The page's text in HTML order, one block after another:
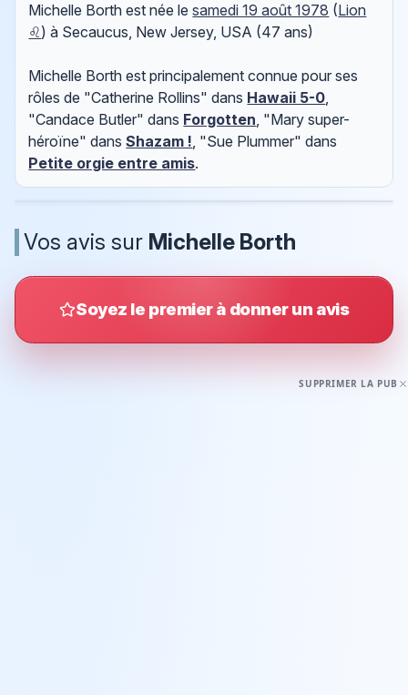
Michelle Borth est née lesamedi 19 août 1978 (Lion
♌) à Secaucus, New Jersey, USA (47 ans)
Michelle Borth est principalement connue pour ses
rôles de "Catherine Rollins" dans Hawaii 5-0,
"Candace Butler" dans Forgotten, "Mary super-
héroïne" dansShazam !, "Sue Plummer" dans
Petite orgie entre amis.
Vos avis sur Michelle Borth
Soyez le premier à donner un avis
SUPPRIMER LA PUB